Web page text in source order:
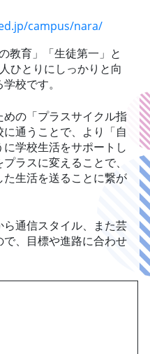
campus/nara/
教育」「生徒第一」と
ひとりにしっかりと向
校です。
の「プラスサイクル指
通うことで、より「自
学校生活をサポートし
ラスに変えることで、
生活を送ることに繋が
通信スタイル、また芸
、目標や進路に合わせ